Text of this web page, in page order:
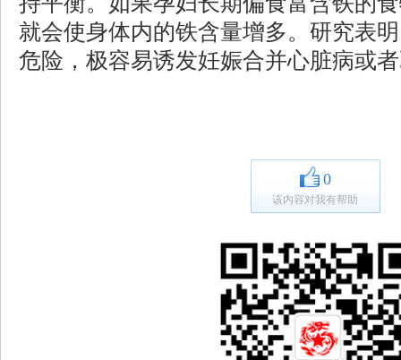
就会使身体内的铁含量增多。研究表
危险，极容易诱发妊娠合并心脏病或
0
该内容对我有帮助